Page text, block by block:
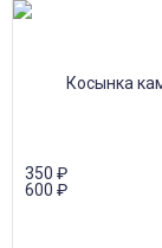
350 ₽
600 ₽